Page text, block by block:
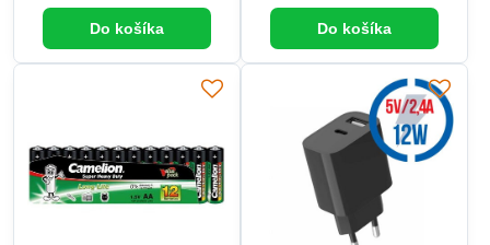
Do košíka Do košíka